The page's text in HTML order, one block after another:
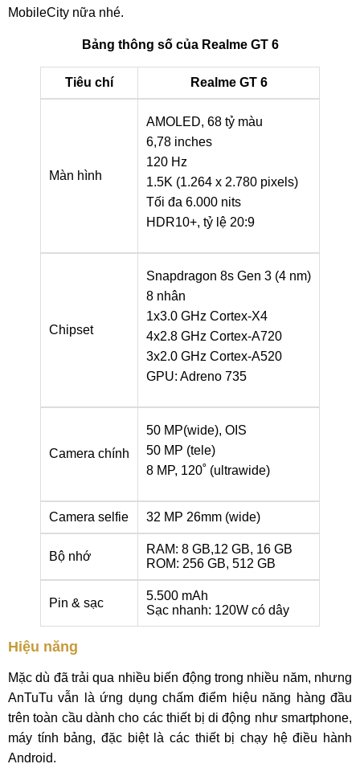
MobileCity nữa nhé.
Bảng thông số của Realme GT 6
Tiêu chí Realme GT 6
Màn hình
AMOLED, 68 tỷ màu
6,78 inches
120 Hz
1.5K (1.264 x 2.780 pixels)
Tối đa 6.000 nits
HDR10+, tỷ lệ 20:9
Chipset
Snapdragon 8s Gen 3 (4 nm)
8 nhân
1x3.0 GHz Cortex-X4
4x2.8 GHz Cortex-A720
3x2.0 GHz Cortex-A520
GPU: Adreno 735
Camera chính
50 MP(wide), OIS
50 MP (tele)
8 MP, 120˚ (ultrawide)
Camera selfie 32 MP 26mm (wide)
Bộ nhớ
RAM: 8 GB,12 GB, 16 GB
ROM: 256 GB, 512 GB
Pin & sạc
5.500 mAh
Sạc nhanh: 120W có dây
Hiệu năng
Mặc dù đã trải qua nhiều biến động trong nhiều năm, nhưng
AnTuTu vẫn là ứng dụng chấm điểm hiệu năng hàng đầu
trên toàn cầu dành cho các thiết bị di động như smartphone,
máy tính bảng, đặc biệt là các thiết bị chạy hệ điều hành
Android.